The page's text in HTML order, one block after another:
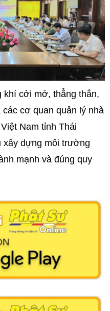
khí cởi mở, thẳng thắn,
cơ quan quản lý nhà
Nam tỉnh Thái
xây dựng môi trường
mạnh và đúng quy